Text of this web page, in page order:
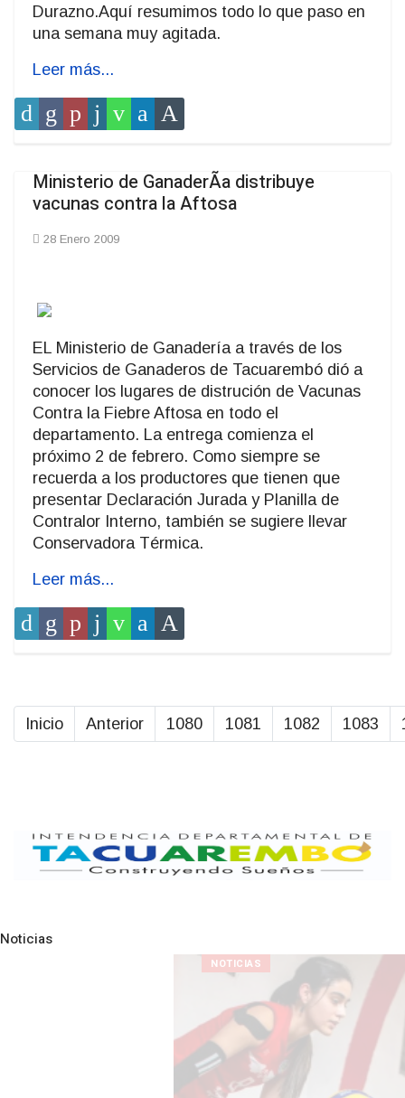
Durazno.Aquí resumimos todo lo que paso en
una semana muy agitada.
Leer más...
Ministerio de GanaderÃ­a distribuye
vacunas contra la Aftosa
28 Enero 2009
EL Ministerio de Ganadería a través de los
Servicios de Ganaderos de Tacuarembó dió a
conocer los lugares de distrución de Vacunas
Contra la Fiebre Aftosa en todo el
departamento. La entrega comienza el
próximo 2 de febrero. Como siempre se
recuerda a los productores que tienen que
presentar Declaración Jurada y Planilla de
Contralor Interno, también se sugiere llevar
Conservadora Térmica.
Leer más...
Inicio Anterior 1080 1081 1082 1083
Noticias